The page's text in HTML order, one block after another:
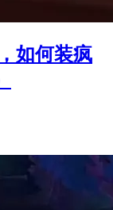
如何装疯